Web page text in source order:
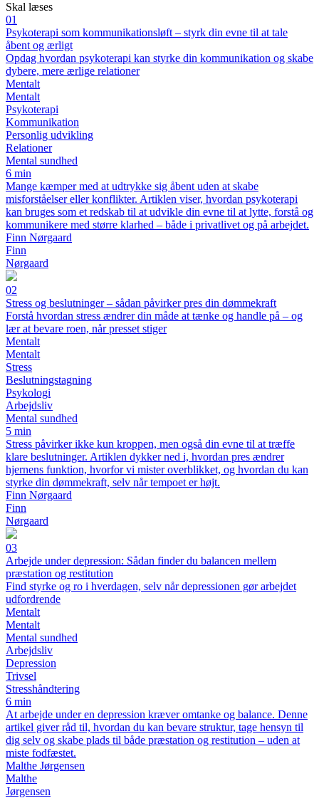
Skal læses
01
Psykoterapi som kommunikationsløft – styrk din evne til at tale
åbent og ærligt
Opdag hvordan psykoterapi kan styrke din kommunikation og skabe
dybere, mere ærlige relationer
Mentalt
Mentalt
Psykoterapi
Kommunikation
Personlig udvikling
Relationer
Mental sundhed
6 min
Mange kæmper med at udtrykke sig åbent uden at skabe
misforståelser eller konflikter. Artiklen viser, hvordan psykoterapi
kan bruges som et redskab til at udvikle din evne til at lytte, forstå og
kommunikere med større klarhed – både i privatlivet og på arbejdet.
Finn Nørgaard
Finn
Nørgaard
02
Stress og beslutninger – sådan påvirker pres din dømmekraft
Forstå hvordan stress ændrer din måde at tænke og handle på – og
lær at bevare roen, når presset stiger
Mentalt
Mentalt
Stress
Beslutningstagning
Psykologi
Arbejdsliv
Mental sundhed
5 min
Stress påvirker ikke kun kroppen, men også din evne til at træffe
klare beslutninger. Artiklen dykker ned i, hvordan pres ændrer
hjernens funktion, hvorfor vi mister overblikket, og hvordan du kan
styrke din dømmekraft, selv når tempoet er højt.
Finn Nørgaard
Finn
Nørgaard
03
Arbejde under depression: Sådan finder du balancen mellem
præstation og restitution
Find styrke og ro i hverdagen, selv når depressionen gør arbejdet
udfordrende
Mentalt
Mentalt
Mental sundhed
Arbejdsliv
Depression
Trivsel
Stresshåndtering
6 min
At arbejde under en depression kræver omtanke og balance. Denne
artikel giver råd til, hvordan du kan bevare struktur, tage hensyn til
dig selv og skabe plads til både præstation og restitution – uden at
miste fodfæstet.
Malthe Jørgensen
Malthe
Jørgensen